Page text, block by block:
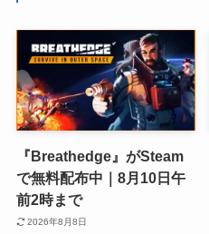
『Breathedge』がSteam
で無料配布中｜8月10日午
前2時まで
2026年8月8日